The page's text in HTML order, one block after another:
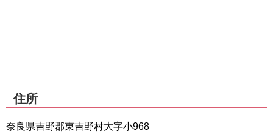
住所
奈良県吉野郡東吉野村大字小968